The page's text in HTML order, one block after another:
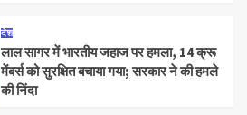
देश
लाल सागर में भारतीय जहाज पर हमला, 14 क्रू
मेंबर्स को सुरक्षित बचाया गया; सरकार ने की हमले
की निंदा